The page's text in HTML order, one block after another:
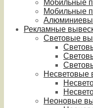
Мобильные
Мобильные
Рекламные
Световые
Несветовые
Неоновые